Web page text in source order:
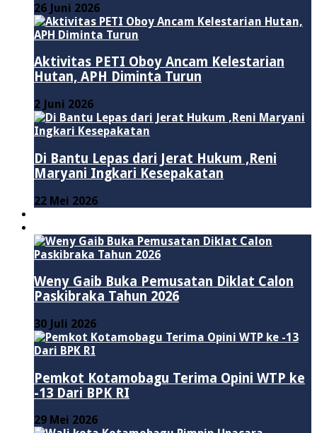
26 Juni 2026
Aktivitas PETI Oboy Ancam Kelestarian
Hutan, APH Diminta Turun
2 Juni 2026
Di Bantu Lepas dari Jerat Hukum ,Reni
Maryani Ingkari Kesepakatan
22 Mei 2026
Weny Gaib Buka Pemusatan Diklat Calon
Paskibraka Tahun 2026
30 Juli 2026
Pemkot Kotamobagu Terima Opini WTP ke
-13 Dari BPK RI
29 Mei 2026